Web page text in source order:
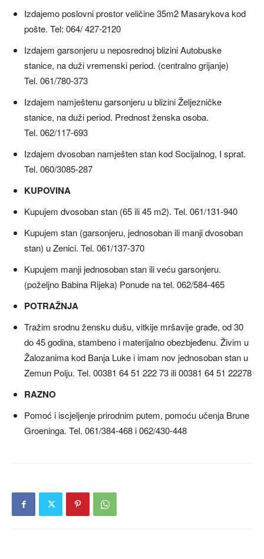
Izdajemo poslovni prostor veličine 35m2 Masarykova kod
pošte. Tel: 064/ 427-2120
Izdajem garsonjeru u neposrednoj blizini Autobuske
stanice, na duži vremenski period. (centralno grijanje)
Tel. 061/780-373
Izdajem namještenu garsonjeru u blizini Željezničke
stanice, na duži period. Prednost ženska osoba.
Tel. 062/117-693
Izdajem dvosoban namješten stan kod Socijalnog, I sprat.
Tel. 060/3085-287
KUPOVINA
Kupujem dvosoban stan (65 ili 45 m2). Tel. 061/131-940
Kupujem stan (garsonjeru, jednosoban ili manji dvosoban
stan) u Zenici. Tel. 061/137-370
Kupujem manji jednosoban stan ili veću garsonjeru.
(poželjno Babina Rijeka) Ponude na tel. 062/584-465
POTRAŽNJA
Tražim srodnu žensku dušu, vitkije mršavije građe, od 30
do 45 godina, stambeno i materijalno obezbjeđenu. Živim u
Žalozanima kod Banja Luke i imam nov jednosoban stan u
Zemun Polju. Tel. 00381 64 51 222 73 ili 00381 64 51 22278
RAZNO
Pomoć i iscjeljenje prirodnim putem, pomoću učenja Brune
Groeninga. Tel. 061/384-468 i 062/430-448